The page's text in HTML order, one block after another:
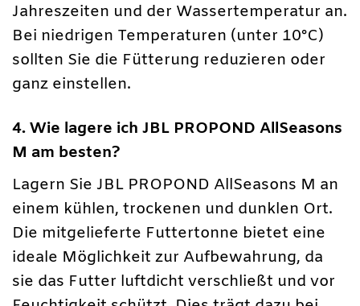
Jahreszeiten und der Wassertemperatur an.
Bei niedrigen Temperaturen (unter 10°C)
sollten Sie die Fütterung reduzieren oder
ganz einstellen.
4. Wie lagere ich JBL PROPOND AllSeasons
M am besten?
Lagern Sie JBL PROPOND AllSeasons M an
einem kühlen, trockenen und dunklen Ort.
Die mitgelieferte Futtertonne bietet eine
ideale Möglichkeit zur Aufbewahrung, da
sie das Futter luftdicht verschließt und vor